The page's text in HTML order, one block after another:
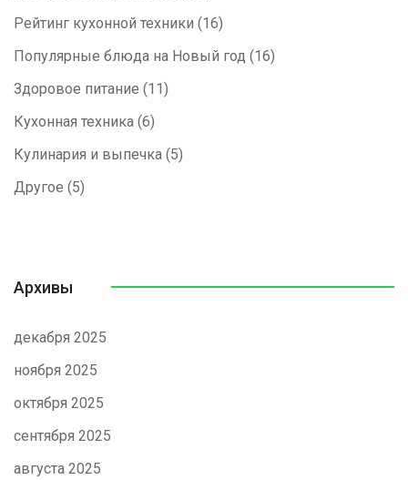
Рейтинг кухонной техники (16)
Популярные блюда на Новый год (16)
Здоровое питание (11)
Кухонная техника (6)
Кулинария и выпечка (5)
Другое (5)
Архивы
декабря 2025
ноября 2025
октября 2025
сентября 2025
августа 2025